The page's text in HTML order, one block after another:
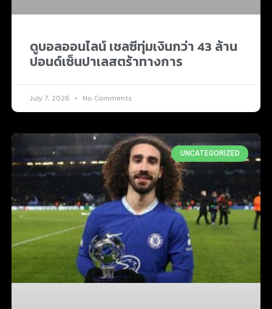
ดูบอลออนไลน์ เชลซีทุ่มเงินกว่า 43 ล้าน
ปอนด์เซ็นปาเลสตร้าทางการ
July 7, 2026 No Comments
UNCATEGORIZED